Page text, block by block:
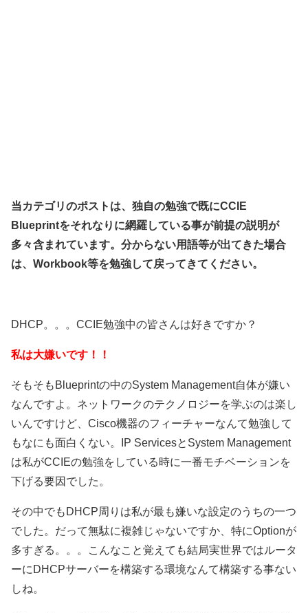
当カテゴリのポストは、独自の勉強で既にCCIE
Blueprintをそれなりに網羅している事が前提の説明が
多々含まれています。分からない用語等が出てきた場合
は、Workbook等を勉強して戻ってきてください。
DHCP。。。CCIE勉強中の皆さんは好きですか？
私は大嫌いです！！
そもそもBlueprintの中のSystem Management自体が嫌い
なんですよ。ネットワークのテクノロジーを学ぶのは楽し
いんですけど、Cisco機器のフィーチャーなんて勉強して
もなにも面白くない。IP ServicesとSystem Management
は私がCCIEの勉強をしている時に一番モチベーションを
下げる要因でした。
その中でもDHCP周りは私が最も嫌いな設定のうちの一つ
でした。だって無駄に複雑じゃないですか、特にOptionが
多すぎる。。。こんなこと覚えても結局実世界ではルータ
ーにDHCPサーバーを構築する環境なんて構築する事ない
しね。